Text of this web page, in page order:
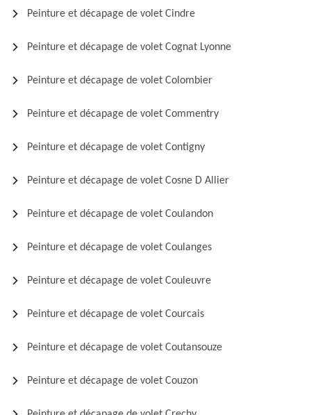
Peinture et décapage de volet Cindre
Peinture et décapage de volet Cognat Lyonne
Peinture et décapage de volet Colombier
Peinture et décapage de volet Commentry
Peinture et décapage de volet Contigny
Peinture et décapage de volet Cosne D Allier
Peinture et décapage de volet Coulandon
Peinture et décapage de volet Coulanges
Peinture et décapage de volet Couleuvre
Peinture et décapage de volet Courcais
Peinture et décapage de volet Coutansouze
Peinture et décapage de volet Couzon